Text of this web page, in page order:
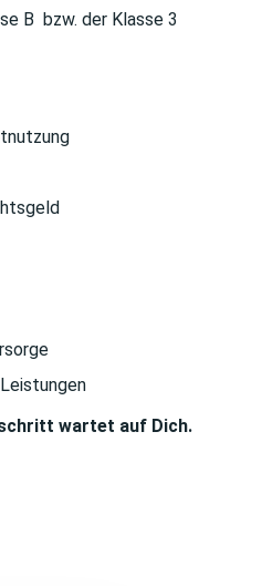
B bzw. der Klasse 3
wartet auf Dich.